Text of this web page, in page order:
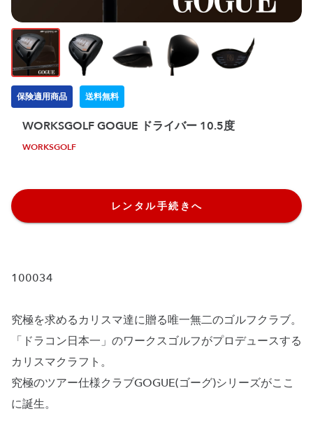
保険適用商品 送料無料
WORKSGOLF GOGUE ドライバー 10.5度
WORKSGOLF
レンタル手続きへ
100034
究極を求めるカリスマ達に贈る唯一無二のゴルフクラブ。
「ドラコン日本一」のワークスゴルフがプロデュースする
カリスマクラフト。
究極のツアー仕様クラブGOGUE(ゴーグ)シリーズがここ
に誕生。